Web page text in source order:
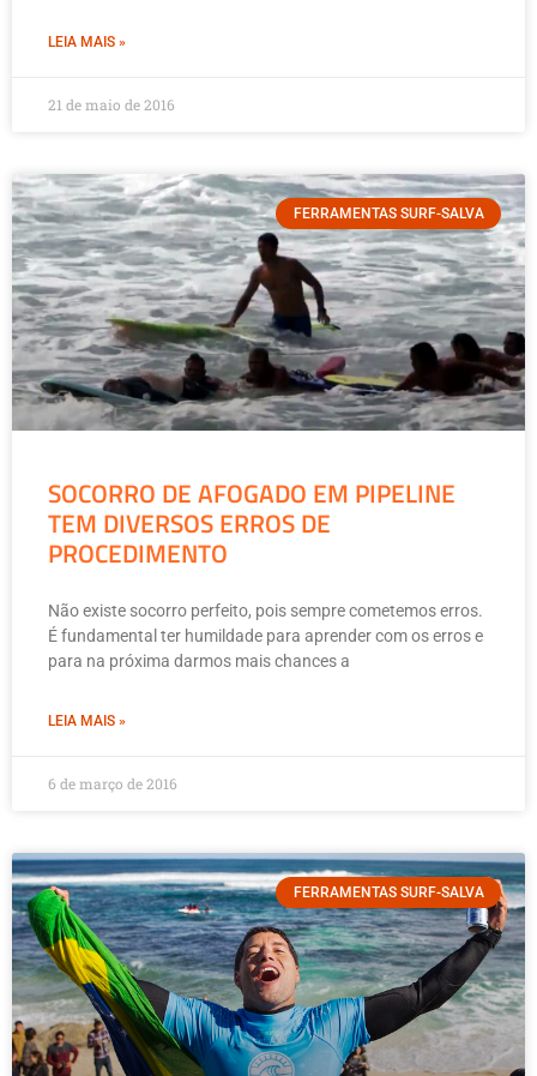
LEIA MAIS »
21 de maio de 2016
FERRAMENTAS SURF-SALVA
SOCORRO DE AFOGADO EM PIPELINE
TEM DIVERSOS ERROS DE
PROCEDIMENTO
Não existe socorro perfeito, pois sempre cometemos erros.
É fundamental ter humildade para aprender com os erros e
para na próxima darmos mais chances a
LEIA MAIS »
6 de março de 2016
FERRAMENTAS SURF-SALVA